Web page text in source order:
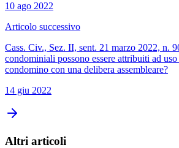
10 ago 2022
Articolo successivo
Cass. Civ., Sez. II, sent. 21 marzo 2022, n.
condominiali possono essere attribuiti ad
condomino con una delibera assembleare?
14 giu 2022
Altri articoli